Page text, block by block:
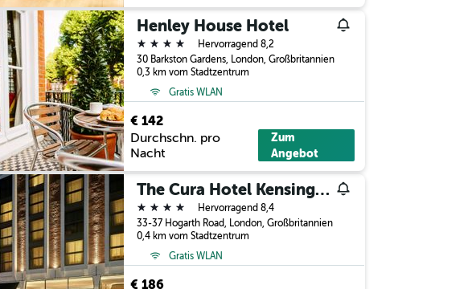
Henley House Hotel
4 Sterne
Hervorragend 8,2
30 Barkston Gardens, London, Großbritannien
0,3 km vom Stadtzentrum
Gratis WLAN
€ 142
Durchschn. pro
Nacht
Zum
Angebot
The Cura Hotel Kensington, London, a Tribute Portfolio Hotel
4 Sterne
Hervorragend 8,4
33-37 Hogarth Road, London, Großbritannien
0,4 km vom Stadtzentrum
Gratis WLAN
€ 186